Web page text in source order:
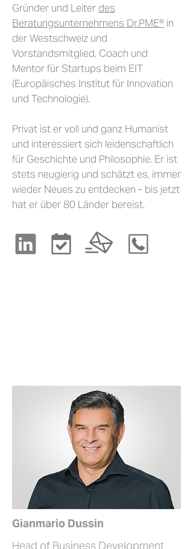
Gründer und Leiter des
Beratungsunternehmens Dr.PME® in
der Westschweiz und
Vorstandsmitglied, Coach und
Mentor für Startups beim EIT
(Europäisches Institut für Innovation
und Technologie).
Privat ist er voll und ganz Humanist
und interessiert sich leidenschaftlich
für Geschichte und Philosophie. Er ist
stets neugierig und schätzt es, immer
wieder Neues zu entdecken - bis jetzt
hat er über 80 Länder bereist.
Gianmario Dussin
Head of Business Development